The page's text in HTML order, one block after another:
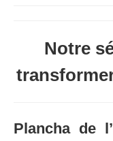
Notre
Plancha de